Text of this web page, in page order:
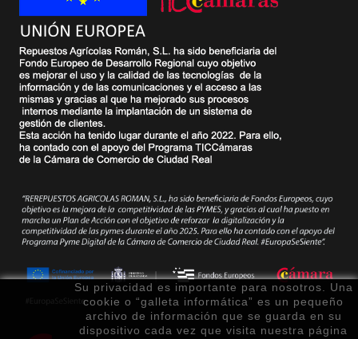
Su privacidad es importante para nosotros. Una
cookie o “galleta informática” es un pequeño
archivo de información que se guarda en su
dispositivo cada vez que visita nuestra página